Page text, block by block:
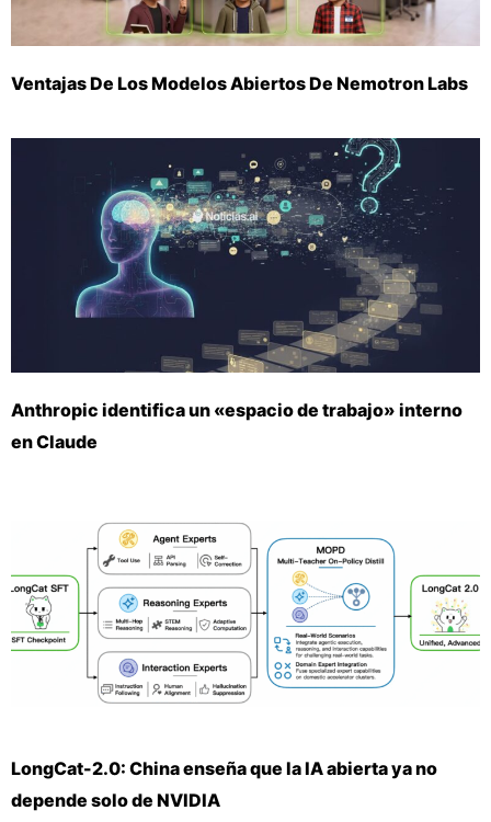
Ventajas De Los Modelos Abiertos De Nemotron Labs
Anthropic identifica un «espacio de trabajo» interno
en Claude
LongCat-2.0: China enseña que la IA abierta ya no
depende solo de NVIDIA